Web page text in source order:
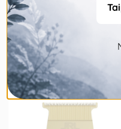
JRL ONYX 2020T GALVUTĖ
28,00